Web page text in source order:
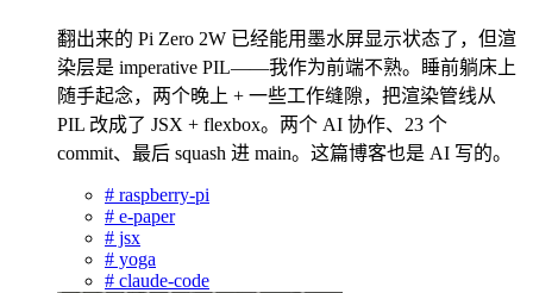
翻出来的 Pi Zero 2W 已经能用墨水屏显示状态了，但渲
染层是 imperative PIL——我作为前端不熟。睡前躺床上
随手起念，两个晚上 + 一些工作缝隙，把渲染管线从
PIL 改成了 JSX + flexbox。两个 AI 协作、23 个
commit、最后 squash 进 main。这篇博客也是 AI 写的。
# raspberry-pi
# e-paper
# jsx
# yoga
# claude-code